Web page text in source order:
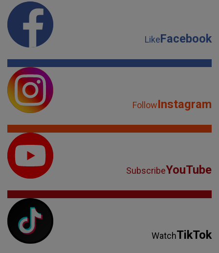
LikeFacebook
FollowInstagram
SubscribeYouTube
WatchTikTok